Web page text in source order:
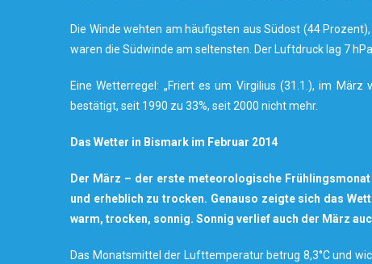
Die Winde wehten am häufigsten aus Südost (44
waren die Südwinde am seltensten. Der Luftdruck lag 7
Eine Wetterregel: „Friert es um Virgilius (31.1.), im
bestätigt, seit 1990 zu 33%, seit 2000 nicht mehr.
Das Wetter in Bismark im Februar 2014
Der März – der erste meteorologische
und erheblich zu trocken. Genauso zeigte sich das
warm, trocken, sonnig. Sonnig verlief auch der März
Das Monatsmittel der Lufttemperatur betrug 8,3°C und